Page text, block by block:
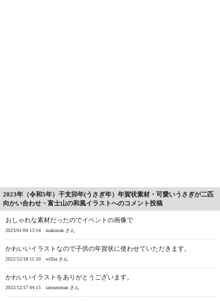
2023年（令和5年）干支卯年(うさぎ年）年賀状素材・可愛いうさぎが二匹
向かい合わせ・富士山の和風イラストへのコメント投稿
おしゃれな素材だったのでイベントの画像で
2023/01/04 13:54 makimak さん
かわいいイラストなので子供の年賀状に使わせていただきます。
2022/12/18 11:10 willia さん
かわいいイラストをありがとうございます。
2022/12/17 04:15 satouroman さん